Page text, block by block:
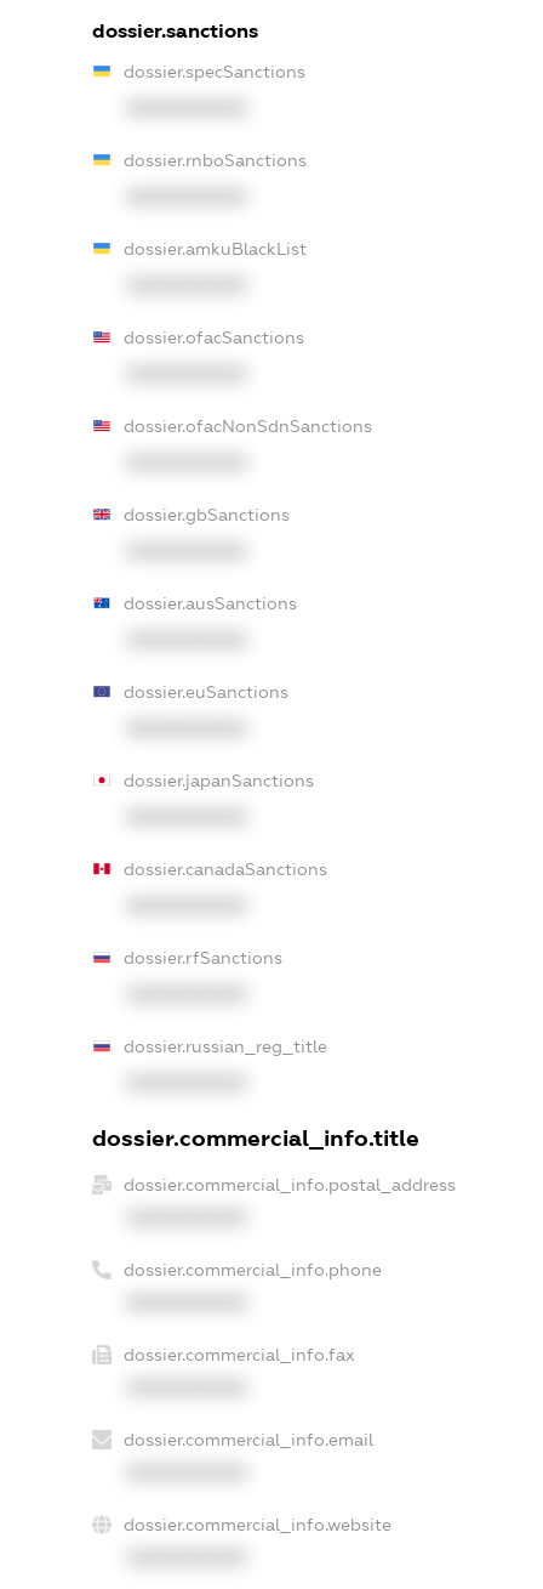
dossier.sanctions
dossier.specSanctions
dossier.rnboSanctions
dossier.amkuBlackList
dossier.ofacSanctions
dossier.ofacNonSdnSanctions
dossier.gbSanctions
dossier.ausSanctions
dossier.euSanctions
dossier.japanSanctions
dossier.canadaSanctions
dossier.rfSanctions
dossier.russian_reg_title
dossier.commercial_info.title
dossier.commercial_info.postal_address
dossier.commercial_info.phone
dossier.commercial_info.fax
dossier.commercial_info.email
dossier.commercial_info.website